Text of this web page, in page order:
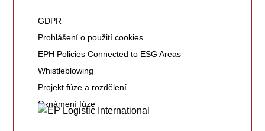
GDPR
Prohlášení o použití cookies
EPH Policies Connected to ESG Areas
Whistleblowing
Projekt fúze a rozdělení
Oznámení fúze